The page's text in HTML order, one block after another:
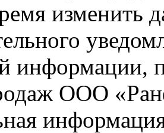
изменить
информации,
ООО